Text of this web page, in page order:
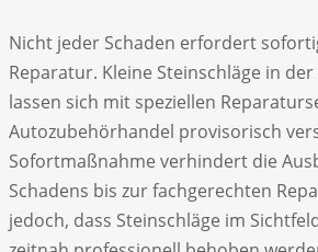
Nicht jeder Schaden erfordert
Reparatur. Kleine Steinschläge in
lassen sich mit speziellen
Autozubehörhandel provisorisch
Sofortmaßnahme verhindert die
Schadens bis zur fachgerechten
jedoch, dass Steinschläge im